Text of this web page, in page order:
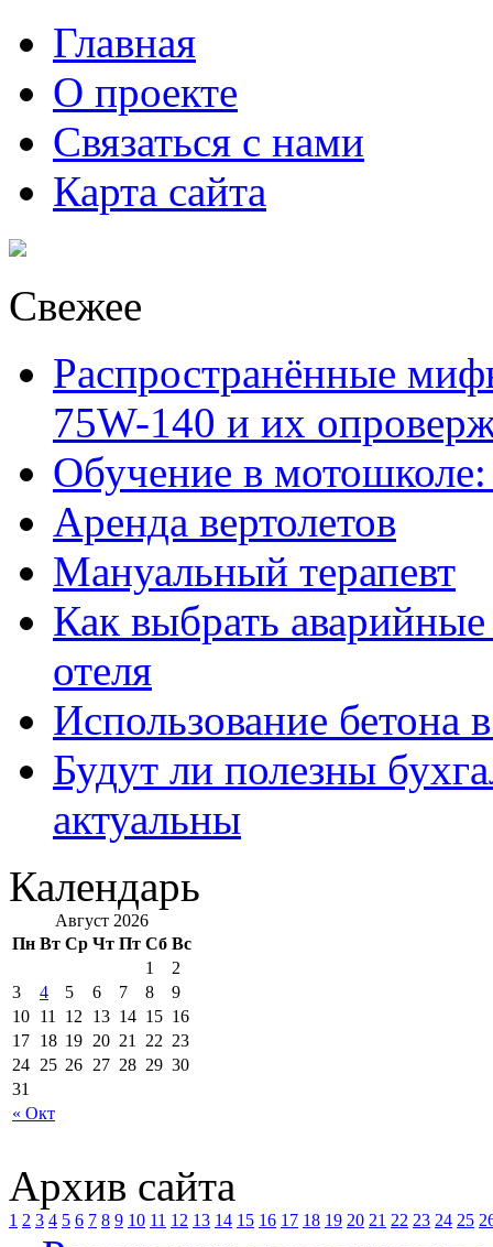
Главная
О проекте
Связаться с нами
Карта сайта
Свежее
Распространённые
75W-140 и их
Обучение в
Аренда вертолетов
Мануальный терапевт
Как выбрать
отеля
Использование бетона
Будут ли полезны
актуальны
Календарь
Август 2026
Пн Вт Ср Чт Пт Сб Вс
« Окт
1
2
3
4 5 6 7 8
9
10 11 12 13 14 15 16
17 18 19 20 21 22 23
24 25 26 27 28 29 30
31
Архив сайта
1 2 3 4 5 6 7 8 9 10 11 12 13 14 15 16 17 18 19 20 21 22 23 24 25